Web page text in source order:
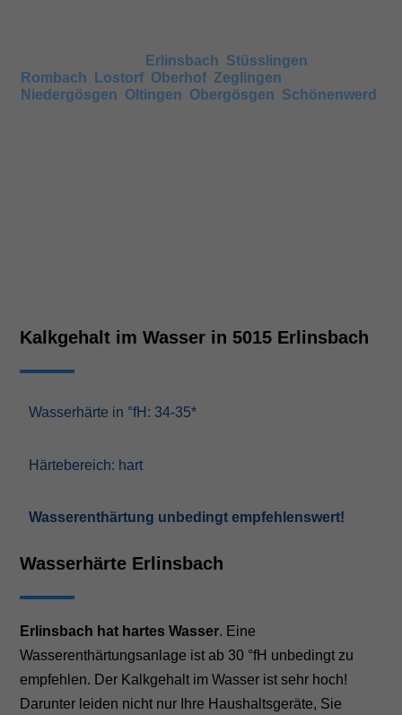
Erlinsbach Stüsslingen
Rombach
Lostorf Oberhof ,Zeglingen
Niedergösgen Oltingen Obergösgen Schönenwerd
Kalkgehalt im Wasser in 5015 Erlinsbach
Wasserhärte in °fH: 34-35*
Härtebereich: hart
Wasserenthärtung unbedingt empfehlenswert!
Wasserhärte Erlinsbach
Erlinsbach hat hartes Wasser. Eine
Wasserenthärtungsanlage ist ab 30 °fH unbedingt zu
empfehlen. Der Kalkgehalt im Wasser ist sehr hoch!
Darunter leiden nicht nur Ihre Haushaltsgeräte, Sie